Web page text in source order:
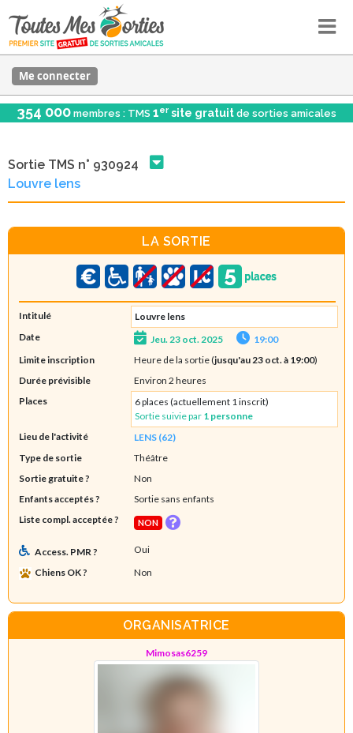
Me connecter
354 000 membres : TMS 1er site gratuit de sorties amicales
Sortie TMS n° 930924
Louvre lens
LA SORTIE
Intitulé
Louvre lens
Date
Jeu. 23 oct. 2025
19:00
Limite inscription
Heure de la sortie (jusqu'au 23 oct. à 19:00)
Durée prévisible
Environ 2 heures
Places
6 places (actuellement 1 inscrit)
Sortie suivie par 1 personne
Lieu de l'activité
LENS (62)
Type de sortie
Théâtre
Sortie gratuite ?
Non
Enfants acceptés ?
Sortie sans enfants
Liste compl. acceptée ?
NON
Access. PMR ?
Oui
Chiens OK ?
Non
ORGANISATRICE
Mimosas6259